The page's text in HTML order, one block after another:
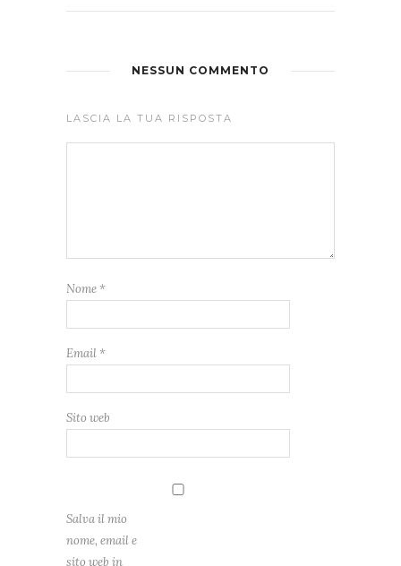
NESSUN COMMENTO
LASCIA LA TUA RISPOSTA
Nome *
Email *
Sito web
Salva il mio
nome, email e
sito web in